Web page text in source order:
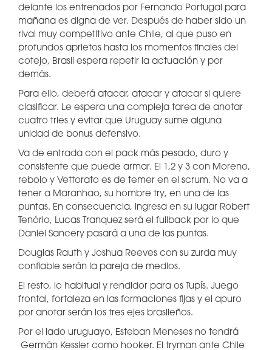
delante los entrenados por Fernando Portugal para
mañana es digna de ver. Después de haber sido un
rival muy competitivo ante Chile, al que puso en
profundos aprietos hasta los momentos finales del
cotejo, Brasil espera repetir la actuación y por
demás.
Para ello, deberá atacar, atacar y atacar si quiere
clasificar. Le espera una compleja tarea de anotar
cuatro tries y evitar que Uruguay sume alguna
unidad de bonus defensivo.
Va de entrada con el pack más pesado, duro y
consistente que puede armar. El 1,2 y 3 con Moreno,
rebolo y Vettorato es de temer en el scrum. No va a
tener a Maranhao, su hombre try, en una de las
puntas. En consecuencia, ingresa en su lugar Robert
Tenório, Lucas Tranquez será el fullback por lo que
Daniel Sancery pasará a una de las puntas.
Douglas Rauth y Joshua Reeves con su zurda muy
confiable serán la pareja de medios.
El resto, lo habitual y rendidor para os Tupís. Juego
frontal, fortaleza en las formaciones fijas y el apuro
por anotar serán los tres ejes brasileños.
Por el lado uruguayo, Esteban Meneses no tendrá
Germán Kessler como hooker. El tryman ante Chile